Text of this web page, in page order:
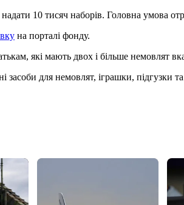
10 тисяч наборів. Головна умова
на порталі фонду.
які мають двох і більше немовлят
засоби для немовлят, іграшки, підгузки